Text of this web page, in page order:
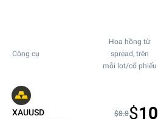
Công cụ
Hoa hồng từ
spread, trên
mỗi lot/cổ phiếu
XAUUSD $8.8$10